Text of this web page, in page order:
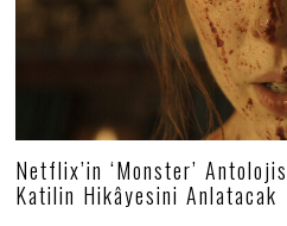
Netflix’in ‘Monster’
Katilin Hikâyesini Anlatacak